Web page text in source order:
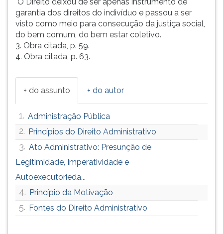
garantia dos direitos do indivíduo e passou a ser
visto como meio para consecução da justiça social,
do bem comum, do bem estar coletivo.
3. Obra citada, p. 59.
4. Obra citada, p. 63.
+ do assunto + do autor
1. Administração Pública
2. Princípios do Direito Administrativo
3. Ato Administrativo: Presunção de
Legitimidade, Imperatividade e
Autoexecutorieda...
4. Princípio da Motivação
5. Fontes do Direito Administrativo